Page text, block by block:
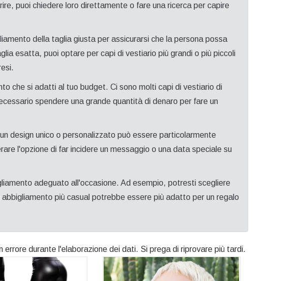
puoi chiedere loro direttamente o fare una ricerca per capire
della taglia giusta per assicurarsi che la persona possa
esatta, puoi optare per capi di vestiario più grandi o più piccoli
che si adatti al tuo budget. Ci sono molti capi di vestiario di
spendere una grande quantità di denaro per fare un
design unico o personalizzato può essere particolarmente
l'opzione di far incidere un messaggio o una data speciale su
adeguato all'occasione. Ad esempio, potresti scegliere
più casual potrebbe essere più adatto per un regalo
errore durante l'elaborazione dei dati. Si prega di riprovare più tardi.